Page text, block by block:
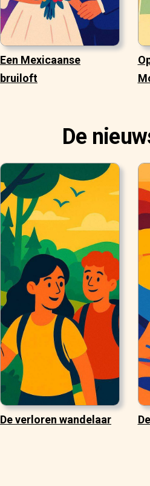
Een Mexicaanse
bruiloft
De
De verloren wandelaar